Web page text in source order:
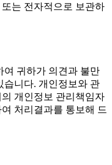
는 전자적으로 보관하
여 귀하가 의견과 불만
습니다. 개인정보와 관
개인정보 관리책임자
처리결과를 통보해 드